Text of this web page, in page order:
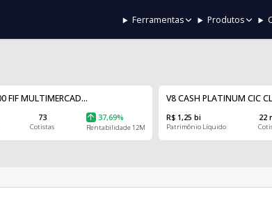
Ferramentas Produtos
FIF MULTIMERCAD...
73
Cotistas
37,69%
Rentabilidade 12M
V8 CASH PLATINUM CIC
R$ 1,25 bi
Patrimônio Líquido
22